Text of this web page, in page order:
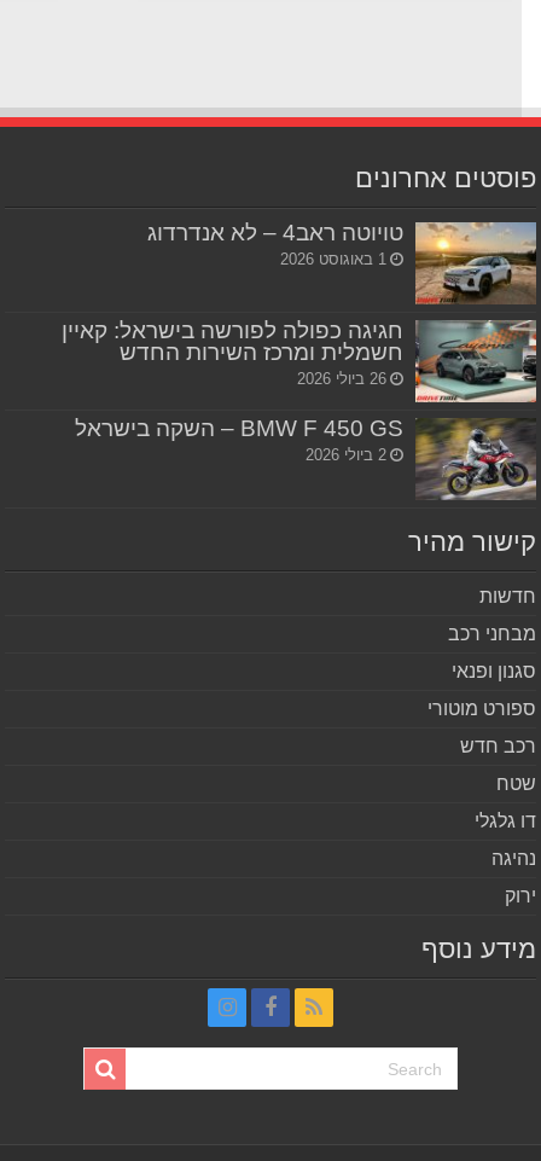
אחרונים
טויוטה ראב4 – לא אנדרדוג
1 באוגוסט 2026
חגיגה כפולה לפורשה בישראל: קאיין
חשמלית ומרכז השירות החדש
26 ביולי 2026
BMW F 450 GS – השקה בישראל
2 ביולי 2026
מהיר
רכב
ופנאי
מוטורי
חדש
גלגלי
נוסף